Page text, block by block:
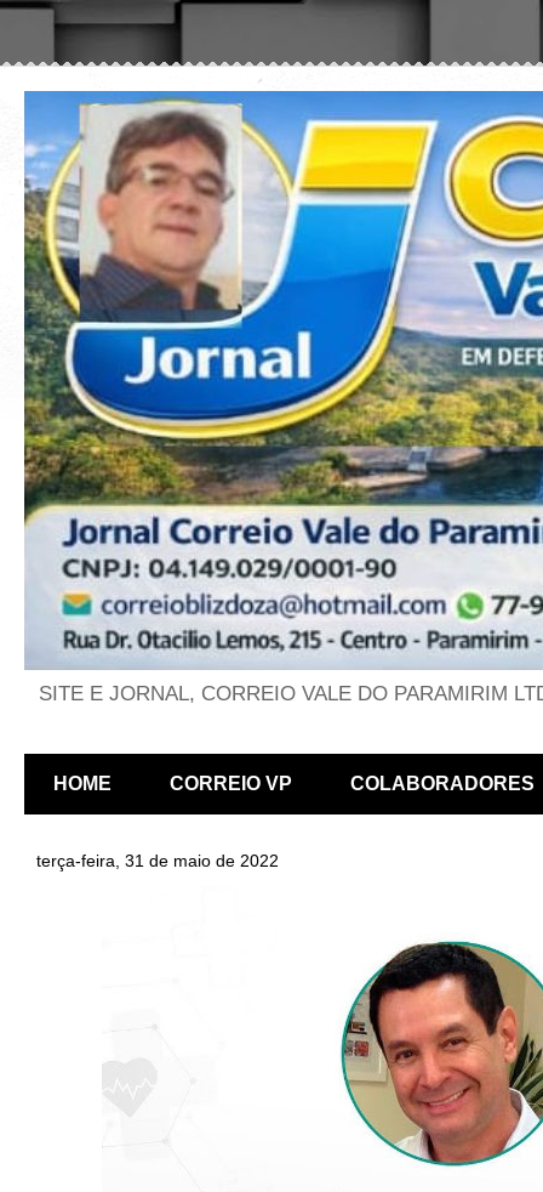
SITE E JORNAL, CORREIO VALE DO PARAMIRIM
HOME CORREIO VP COLABORADORES
terça-feira, 31 de maio de 2022